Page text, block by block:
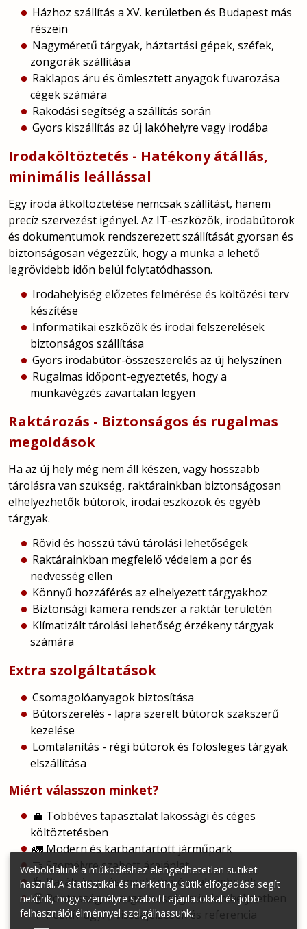
Házhoz szállítás a XV. kerületben és Budapest más
részein
Nagyméretű tárgyak, háztartási gépek, széfek,
zongorák szállítása
Raklapos áru és ömlesztett anyagok fuvarozása
cégek számára
Rakodási segítség a szállítás során
Gyors kiszállítás az új lakóhelyre vagy irodába
Irodaköltöztetés - Hatékony átállás,
minimális leállással
Egy iroda átköltöztetése nemcsak szállítást, hanem
precíz szervezést igényel. Az IT-eszközök, irodabútorok
és dokumentumok rendszerezett szállítását gyorsan és
biztonságosan végezzük, hogy a munka a lehető
legrövidebb időn belül folytatódhasson.
Irodahelyiség előzetes felmérése és költözési terv
készítése
Informatikai eszközök és irodai felszerelések
biztonságos szállítása
Gyors irodabútor-összeszerelés az új helyszínen
Rugalmas időpont-egyeztetés, hogy a
munkavégzés zavartalan legyen
Raktározás - Biztonságos és rugalmas
megoldások
Ha az új hely még nem áll készen, vagy hosszabb
tárolásra van szükség, raktárainkban biztonságosan
elhelyezhetők bútorok, irodai eszközök és egyéb
tárgyak.
Rövid és hosszú távú tárolási lehetőségek
Raktárainkban megfelelő védelem a por és
nedvesség ellen
Könnyű hozzáférés az elhelyezett tárgyakhoz
Biztonsági kamera rendszer a raktár területén
Klímatizált tárolási lehetőség érzékeny tárgyak
számára
Extra szolgáltatások
Csomagolóanyagok biztosítása
Bútorszerelés - lapra szerelt bútorok szakszerű
kezelése
Lomtalanítás - régi bútorok és fölösleges tárgyak
elszállítása
Miért válasszon minket?
💼 Többéves tapasztalat lakossági és céges
költöztetésben
🚛 Modern és karbantartott járműpark
🤝 Személyre szabott árajánlat
👷 Barátságos és megbízható szakemberek
🕒 Pontosság és rugalmasság minden helyzetben
🌟 Pozitív ügyfélvisszajelzések és referencia
Weboldalunk a működéshez elengedhetetlen sütiket
használ. A statisztikai és marketing sütik elfogadása segít
nekünk, hogy személyre szabott ajánlatokkal és jobb
felhasználói élménnyel szolgálhassunk.